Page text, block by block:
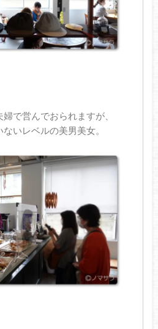
で営んでおられますが、
いレベルの美男美女。